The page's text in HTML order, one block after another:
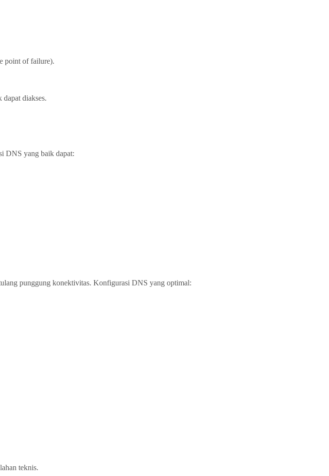
point of failure).
diakses.
DNS yang baik dapat:
punggung konektivitas. Konfigurasi DNS yang optimal:
teknis.